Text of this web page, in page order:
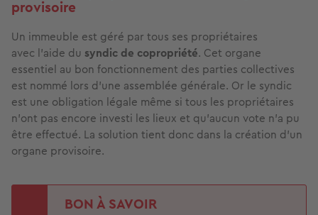
provisoire
Un immeuble est géré par tous ses propriétaires
avec l'aide du syndic de copropriété. Cet organe
essentiel au bon fonctionnement des parties collectives
est nommé lors d’une assemblée générale. Or le syndic
est une obligation légale même si tous les propriétaires
n’ont pas encore investi les lieux et qu’aucun vote n’a pu
être effectué. La solution tient donc dans la création d’un
organe provisoire.
BON À SAVOIR